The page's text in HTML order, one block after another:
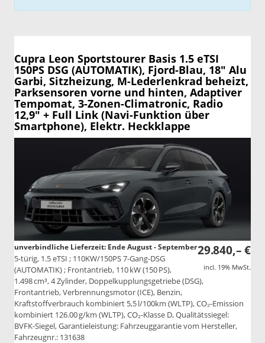
Cupra Leon Sportstourer Basis 1.5 eTSI
150PS DSG (AUTOMATIK), Fjord-Blau, 18" Alu
Garbi, Sitzheizung, M-Lederlenkrad beheizt,
Parksensoren vorne und hinten, Adaptiver
Tempomat, 3-Zonen-Climatronic, Radio
12,9" + Full Link (Navi-Funktion über
Smartphone), Elektr. Heckklappe
29.840,– €
incl. 19% MwSt.
unverbindliche Lieferzeit: Ende August - September
5-türig, 1.5 eTSI ; 110KW/150PS 7-Gang-DSG
(AUTOMATIK) ; Frontantrieb, 110 kW (150 PS),
1.498 cm³, 4 Zylinder, Doppelkupplungsgetriebe (DSG),
Frontantrieb, Verbrennungsmotor (ICE), Benzin,
Kraftstoffverbrauch kombiniert 5,5 l/100km (WLTP), CO₂-Emission
kombiniert 126.00 g/km (WLTP), CO₂-Klasse D, Qualitätssiegel:
BVFK-Siegel, Garantieleistung: Fahrzeuggarantie vom Hersteller,
Fahrzeugnr.: 131638